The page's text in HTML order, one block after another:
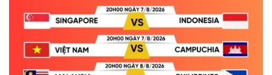
Ô tô - Xe máy